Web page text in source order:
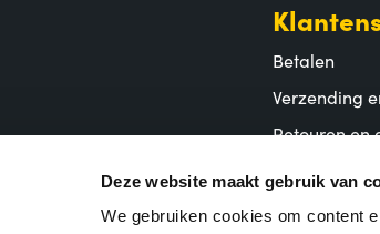
Deze website maakt gebruik van
We gebruiken cookies om content
Betalen
Verzending
Retouren en
Veelgestelde